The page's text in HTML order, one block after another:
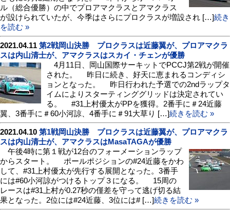
ル（総合優勝）の中でプロアマクラスとアマクラス
が設けられていたが、今季はさらにプロクラスが増設され […]続き
を読む »
2021.04.11 第2戦岡山決勝 プロクラスは近藤翼が、プロアマクラ
スは内山清士が、アマクラスはスカイ・チェンが優勝
4月11日、岡山国際サーキットでPCCJ第2戦が開催
された。 昨日に続き、好天に恵まれるコンディシ
ョンとなった。 昨日行われた予選での2ndラップタ
イムによりスターティンググリッドは決定されてい
る。 #31上村優太がPPを獲得。2番手に＃24近藤
翼、3番手に＃60小河諒、4番手に＃91大草り […]続きを読む »
2021.04.10 第1戦岡山決勝 プロクラスは近藤翼が、プロアマクラ
スは内山清士が、アマクラスはMasaTAGAが優勝
午後4時に第１戦が12台のフォーメーションラップ
からスタート。 ポールポジションの#24近藤をかわ
して、#31上村優太が先行する展開となった。3番手
には#60小河諒がつけるトップ３になる。 15周の
レースは#31上村が0.27秒の僅差を守って逃げ切る結
果となった。2位には#24近藤、3位には# […]続きを読む »